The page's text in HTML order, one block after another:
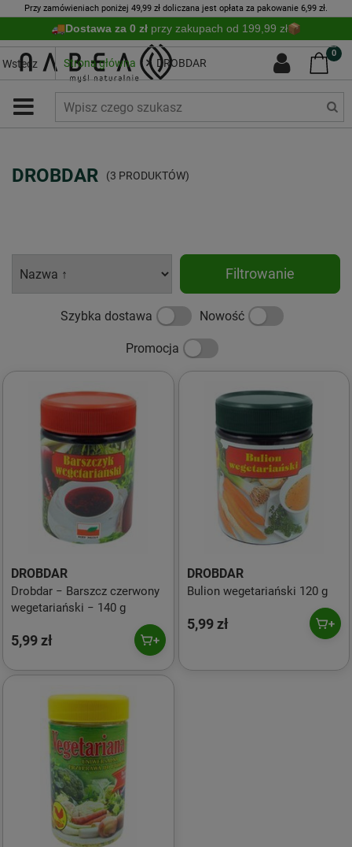
Przy zamówieniach poniżej 49,99 zł doliczana jest opłata za pakowanie 6,99 zł.
Dostawa za 0 zł przy zakupach od 199,99 zł
0
Wstecz Strona główna DROBDAR
DROBDAR (3 PRODUKTÓW)
Filtrowanie
Szybka dostawa Nowość
Promocja
DROBDAR
Drobdar − Barszcz czerwony
wegetariański − 140 g
5,99 zł
DROBDAR
Bulion wegetariański 120 g
5,99 zł